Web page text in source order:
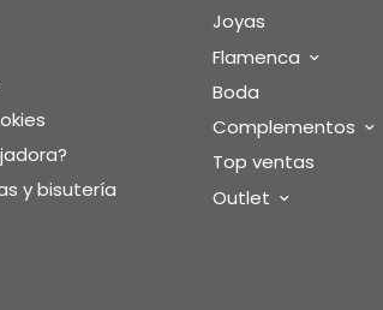
y bisutería
Joyas
Flamenca
Boda
Complementos
Top ventas
Outlet